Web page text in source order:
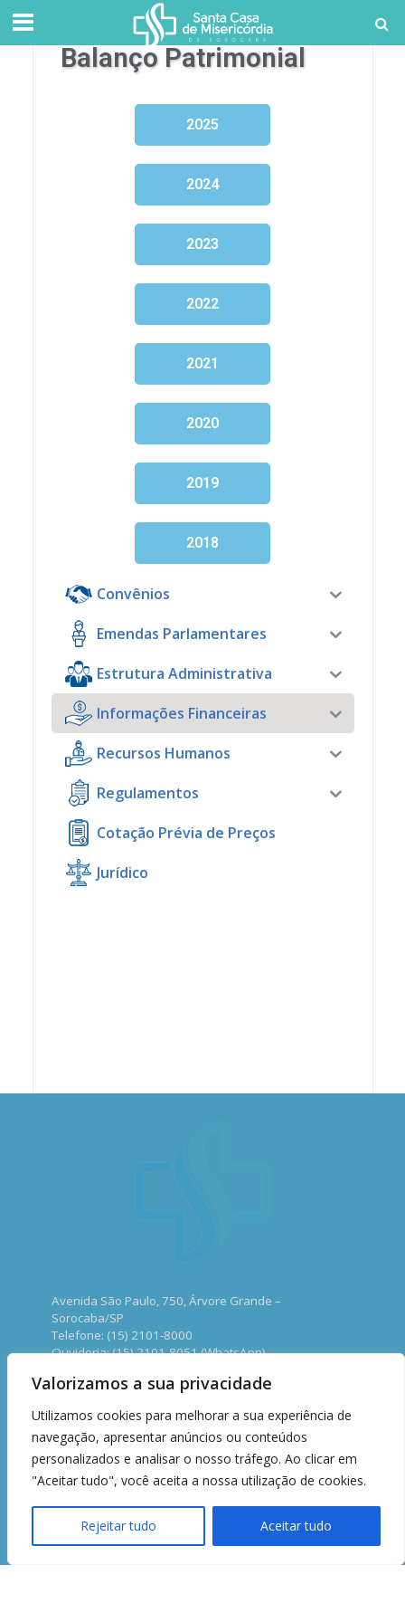
Valorizamos a sua privacidade
Utilizamos cookies para melhorar a sua experiência de
navegação, apresentar anúncios ou conteúdos
personalizados e analisar o nosso tráfego. Ao clicar em
"Aceitar tudo", você aceita a nossa utilização de cookies.
Rejeitar tudo Aceitar tudo
Balanço Patrimonial
2025
2024
2023
2022
2021
2020
2019
2018
Convênios
Emendas Parlamentares
Estrutura Administrativa
Informações Financeiras
Recursos Humanos
Regulamentos
Cotação Prévia de Preços
Jurídico
Avenida São Paulo, 750, Árvore Grande –
Sorocaba/SP
Telefone: (15) 2101-8000
Ouvidoria: (15) 2101-8051 (WhatsApp)
CNPJ: 71.485.056/0001-21